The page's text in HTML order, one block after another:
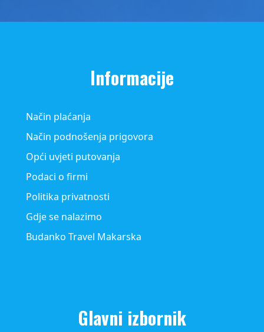
Informacije
Način plaćanja
Način podnošenja prigovora
Opći uvjeti putovanja
Podaci o firmi
Politika privatnosti
Gdje se nalazimo
Budanko Travel Makarska
Glavni izbornik